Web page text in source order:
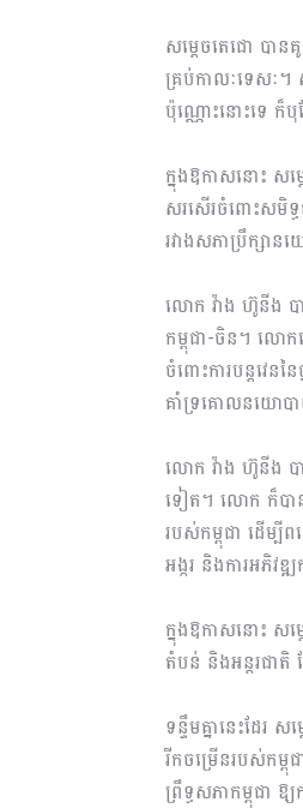
សម្ដេចតេជោ បាន
គ្រប់កាលៈទេសៈ។
ប៉ុណ្ណោះនោះទេ ក៏បុ
ក្នុងឱកាសនោះ ស
សរសើរចំពោះសមិទ្
រវាងសភាប្រឹក្សា
លោក វ៉ាង ហ៊ូនីង ប
កម្ពុជា-ចិន។ លោ
ចំពោះការបន្តវេន
គាំទ្រគោល​នយោបា
លោក វ៉ាង ហ៊ូនីង ប
ទៀត។ លោក ក៏បាន
របស់កម្ពុជា ដើម្បី
អង្ករ និងការ​អភិវ
ក្នុងឱកាសនោះ សម្
តំបន់ និងអន្តរជាតិ
ទន្ទឹមគ្នានេះដែ
រីកចម្រើនរបស់កម្
ព្រឹទ្ធសភាកម្ពុជា ឱ្យ